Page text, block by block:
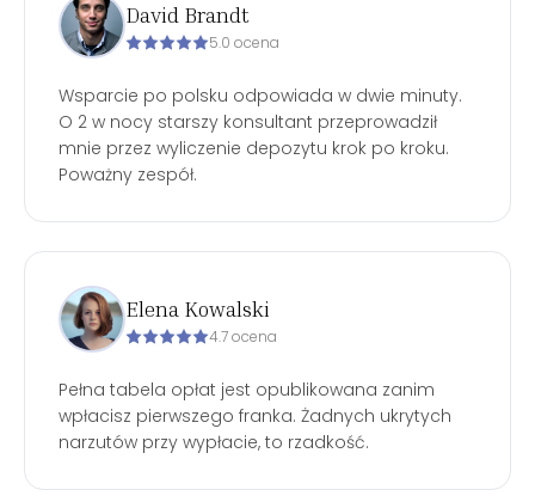
David Brandt
5.0 ocena
Wsparcie po polsku odpowiada w dwie minuty.
O 2 w nocy starszy konsultant przeprowadził
mnie przez wyliczenie depozytu krok po kroku.
Poważny zespół.
Elena Kowalski
4.7 ocena
Pełna tabela opłat jest opublikowana zanim
wpłacisz pierwszego franka. Żadnych ukrytych
narzutów przy wypłacie, to rzadkość.